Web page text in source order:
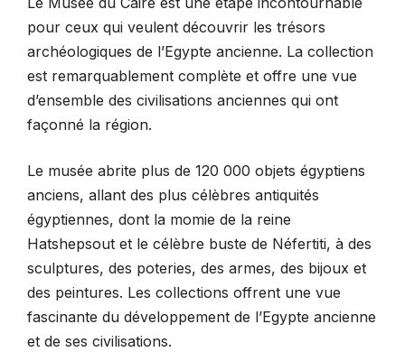
pour ceux qui veulent découvrir les trésors
archéologiques de l’Egypte ancienne. La collection
est remarquablement complète et offre une vue
d’ensemble des civilisations anciennes qui ont
façonné la région.
Le musée abrite plus de 120 000 objets égyptiens
anciens, allant des plus célèbres antiquités
égyptiennes, dont la momie de la reine
Hatshepsout et le célèbre buste de Néfertiti, à des
sculptures, des poteries, des armes, des bijoux et
des peintures. Les collections offrent une vue
fascinante du développement de l’Egypte ancienne
et de ses civilisations.